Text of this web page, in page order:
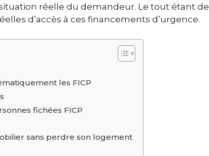
réelle du demandeur. Le tout étant de
d’accès à ces financements d’urgence.
les FICP
fichées FICP
sans perdre son logement